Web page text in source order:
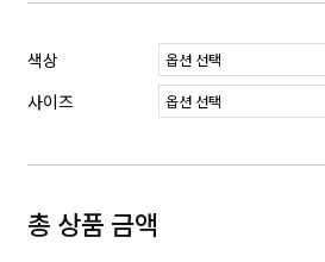
색상
사이즈
총 상품 금액